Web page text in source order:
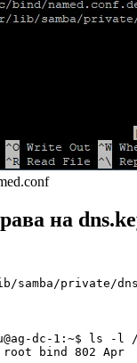
на
private/
dc-1:~$ ls
bind 802 Apr